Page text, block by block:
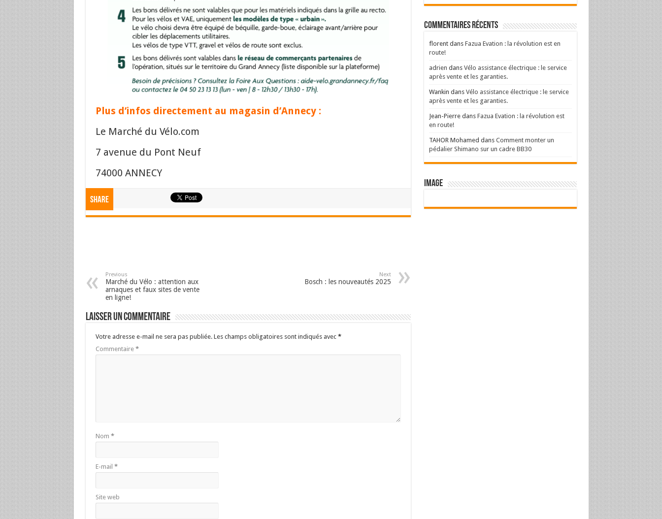
Plus d’infos directement au magasin d’Annecy :
Le Marché du Vélo.com
7 avenue du Pont Neuf
74000 ANNECY
Share
Previous
Marché du Vélo : attention aux
arnaques et faux sites de vente
en ligne!
Next
Bosch : les nouveautés 2025
Laisser un commentaire
Votre adresse e-mail ne sera pas publiée. Les champs obligatoires sont indiqués avec *
Commentaire *
Nom *
E-mail *
Site web
Commentaires récents
florentdans Fazua Evation : la révolution est en
route!
adrien dans Vélo assistance électrique : le service
après vente et les garanties.
Wankin dans Vélo assistance électrique : le service
après vente et les garanties.
Jean-Pierredans Fazua Evation : la révolution est
en route!
TAHOR Mohamed dans Comment monter un
pédalier Shimano sur un cadre BB30
Image